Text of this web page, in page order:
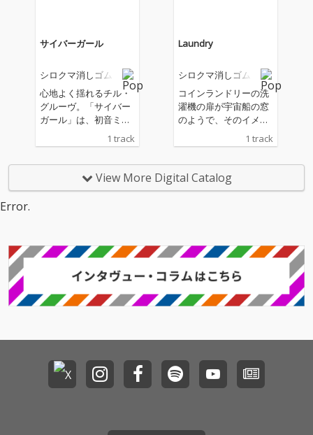
捧げます。またお話で
きることを楽しみにし
て。
サイバーガール
シロクマ消しゴム
心地よく揺れるチル・
グルーヴ。「サイバー
ガール」は、初音ミク
ーなビートが絡み合う
ック。淡々としたリズ
ムの中に確かな力強さ
1 track
Laundry
シロクマ消しゴム
コインランドリーの洗
濯機の扉が宇宙船の窓
のようで、そのイメー
ジで、この曲を作りま
した。一人一人に宇宙
あっていくようなこと
を想像します。
1 track
View More Digital Catalog
Error.